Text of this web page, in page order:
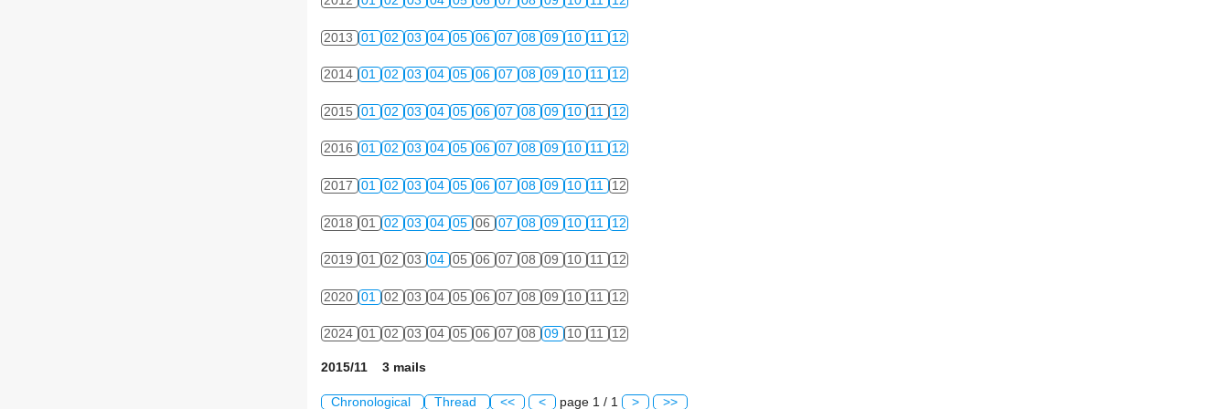
2013 01 02 03 04 05 06 07 08 09 10 11 12
2014 01 02 03 04 05 06 07 08 09 10 11 12
2015 01 02 03 04 05 06 07 08 09 10 11 12
2016 01 02 03 04 05 06 07 08 09 10 11 12
2017 01 02 03 04 05 06 07 08 09 10 11 12
2018 01 02 03 04 05 06 07 08 09 10 11 12
2019 01 02 03 04 05 06 07 08 09 10 11 12
2020 01 02 03 04 05 06 07 08 09 10 11 12
2024 01 02 03 04 05 06 07 08 09 10 11 12
2015/11 3 mails
Chronological Thread << < page 1 / 1 > >>